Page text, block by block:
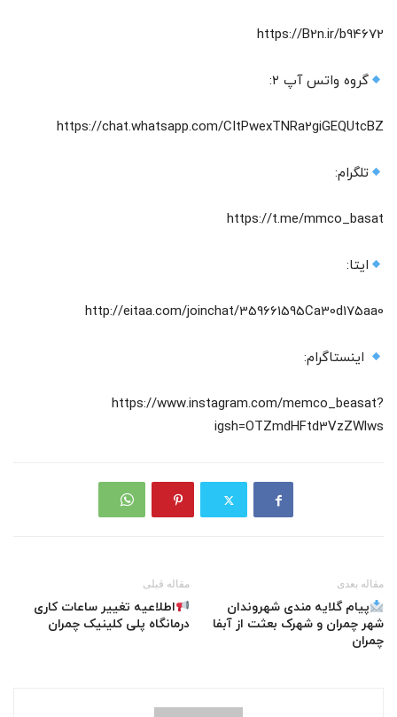
https://B2n.ir/b94672
گروه واتس آپ ۲:
https://chat.whatsapp.com/CItPwexTNRa2giGEQUtcBZ
تلگرام:
https://t.me/mmco_basat
ایتا:
http://eitaa.com/joinchat/359661595Ca30d175aa0
اینستاگرام:
https://www.instagram.com/memco_beasat?
igsh=OTZmdHFtd3VzZWlws
مقاله قبلی
اطلاعیه تغییر ساعات کاری
درمانگاه پلی کلینیک چمران
مقاله بعدی
پیام گلایه مندی شهروندان
شهر چمران و شهرک بعثت از آبفا
چمران